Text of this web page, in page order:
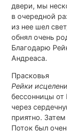
двери, мы
в очередной
из нее шел
обнял очень
Благодарю
Андреаса.
Прасковья
Рейки
бессонницы от
через
приятно.
Поток был